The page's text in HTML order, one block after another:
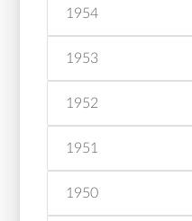
1954
1953
1952
1951
1950